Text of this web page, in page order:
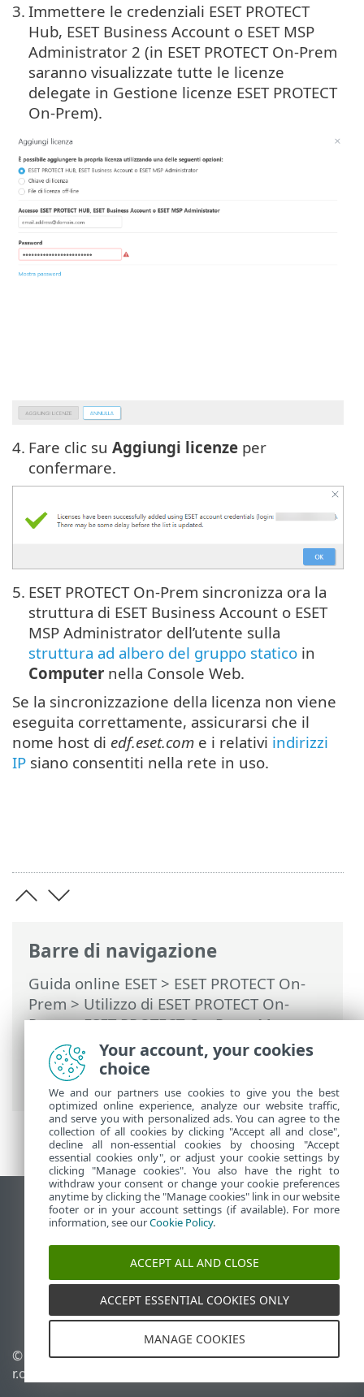
Barre di navigazione
Guida online ESET> ESET PROTECT On-
Prem > Utilizzo di ESET PROTECT On-
Prem>ESET PROTECT On-Prem Menu
principale >Altro>Gestione licenze>
ESET PROTECT Hub, ESET Business
Account o ESET MSP Administrator
3. Immettere le credenziali ESET PROTECT
Hub, ESET Business Account o ESET MSP
Administrator 2 (in ESET PROTECT On-Prem
saranno visualizzate tutte le licenze
delegate in Gestione licenze ESET PROTECT
On-Prem).
4. Fare clic su Aggiungi licenze per
confermare.
5. ESET PROTECT On-Prem sincronizza ora la
struttura di ESET Business Account o ESET
MSP Administrator dell’utente sulla
struttura ad albero del gruppo statico in
Computer nella Console Web.
Se la sincronizzazione della licenza non viene
eseguita correttamente, assicurarsi che il
nome host di edf.eset.com e i relativi indirizzi
IP siano consentiti nella rete in uso.
Visualizza sito desktop
End of Life
ESET Knowledge Base
ESET Status Portal
Supporto regionale
© 1992 - 2026 ESET, spol. s
r.o. - Tutti i diritti riservati.
Gestisci cookie
Your account, your cookies
choice
We and our partners use cookies to give you the best
optimized online experience, analyze our website traffic,
and serve you with personalized ads. You can agree to the
collection of all cookies by clicking "Accept all and close",
decline all non-essential cookies by choosing "Accept
essential cookies only", or adjust your cookie settings by
clicking "Manage cookies". You also have the right to
withdraw your consent or change your cookie preferences
anytime by clicking the "Manage cookies" link in our website
footer or in your account settings (if available). For more
information, see ourCookie Policy.
ACCEPT ALL AND CLOSE
ACCEPT ESSENTIAL COOKIES ONLY
MANAGE COOKIES